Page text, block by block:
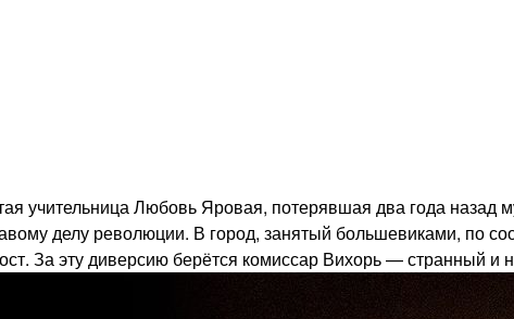
учительница Любовь Яровая, потерявшая два года
делу революции. В город, занятый большевиками, по
За эту диверсию берётся комиссар Вихорь — странный